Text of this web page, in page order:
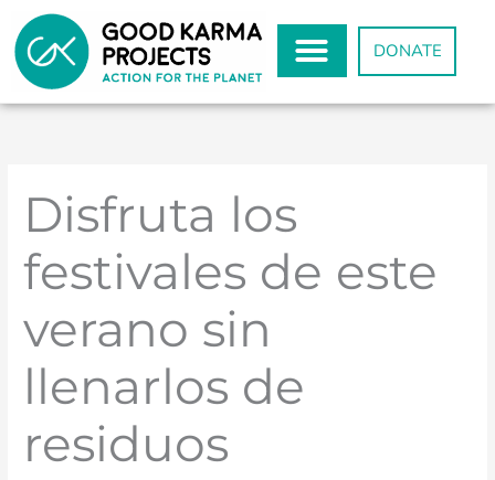
content
DONATE
Disfruta los
festivales de este
verano sin
llenarlos de
residuos